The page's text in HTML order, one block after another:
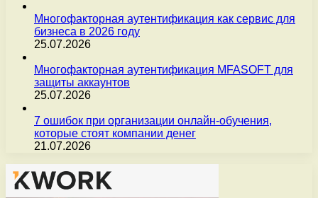
Многофакторная аутентификация как сервис для
бизнеса в 2026 году
25.07.2026
Многофакторная аутентификация MFASOFT для
защиты аккаунтов
25.07.2026
7 ошибок при организации онлайн-обучения,
которые стоят компании денег
21.07.2026